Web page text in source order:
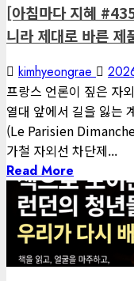
[아침마다 지혜
니라 제대로 바른 제
kimhyeongrae
프랑스 언론이 짚은 자
열대 앞에서 길을 잃는
(Le Parisien
가철 자외선 차단제...
Read More
1 minute read
게재된 글
아침마다 지혜